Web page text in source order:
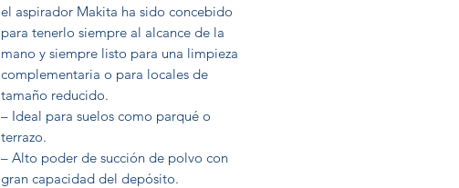
el aspirador Makita ha sido concebido
para tenerlo siempre al alcance de la
mano y siempre listo para una limpieza
complementaria o para locales de
tamaño reducido.
– Ideal para suelos como parqué o
terrazo.
– Alto poder de succión de polvo con
gran capacidad del depósito.